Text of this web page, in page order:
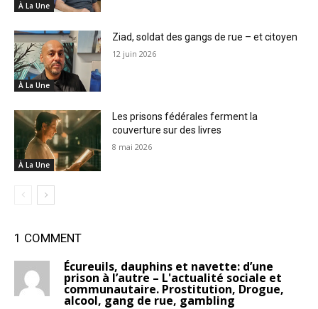
À La Une
À La Une
Ziad, soldat des gangs de rue – et citoyen
12 juin 2026
À La Une
Les prisons fédérales ferment la
couverture sur des livres
8 mai 2026
1 COMMENT
Écureuils, dauphins et navette: d’une
prison à l’autre – L'actualité sociale et
communautaire. Prostitution, Drogue,
alcool, gang de rue, gambling